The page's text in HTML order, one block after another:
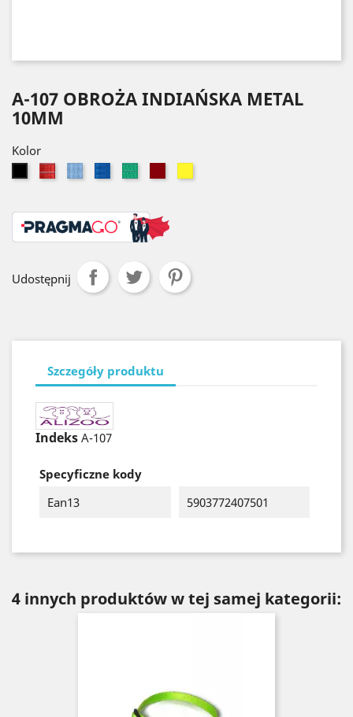
A-107 OBROŻA INDIAŃSKA METAL
10MM
Kolor
CzarnyCzerwonyBłękitnyNiebieskiZielony
Udostępnij
Szczegóły produktu
Indeks A-107
Specyficzne kody
Ean13
5903772407501
4 innych produktów w tej samej kategorii: